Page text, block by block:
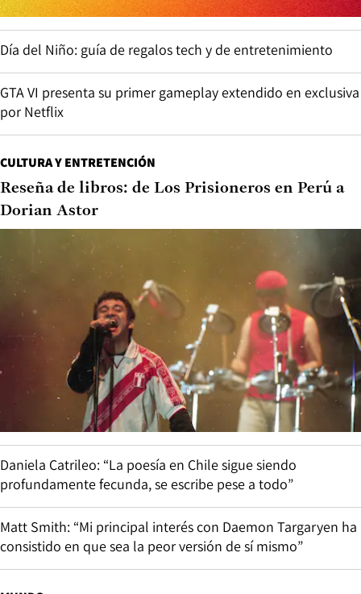
Día del Niño: guía de regalos tech y de entretenimiento
GTA VI presenta su primer gameplay extendido en exclusiva
por Netflix
CULTURA Y ENTRETENCIÓN
Reseña de libros: de Los Prisioneros en Perú a
Dorian Astor
Daniela Catrileo: “La poesía en Chile sigue siendo
profundamente fecunda, se escribe pese a todo”
Matt Smith: “Mi principal interés con Daemon Targaryen ha
consistido en que sea la peor versión de sí mismo”